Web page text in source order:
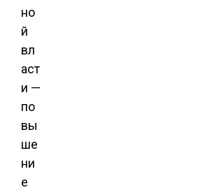
но
й
вл
аст
и —
по
вы
ше
ни
е